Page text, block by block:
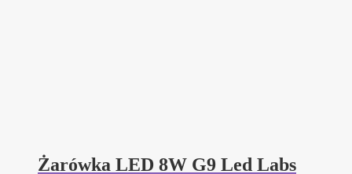
Żarówka LED 8W G9 Led Labs